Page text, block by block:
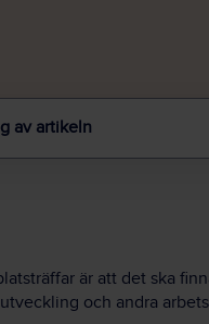
av artikeln
är att det ska
och andra